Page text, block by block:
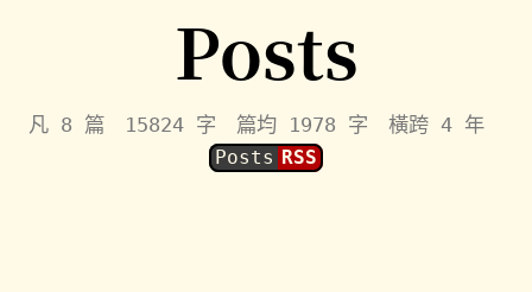
Posts
凡 8 篇 15824 字 篇均 1978 字 橫跨 4 年
Posts RSS